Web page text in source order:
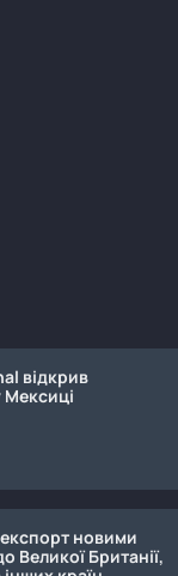
відкрив
у Мексиці
новими
Великої Британії,